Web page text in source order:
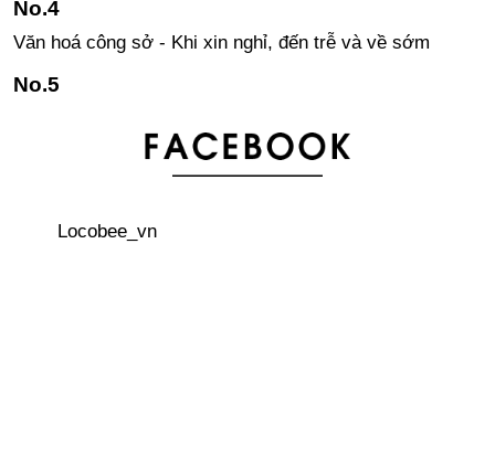
Văn hoá công sở - Khi xin nghỉ, đến trễ và về sớm
Locobee_vn